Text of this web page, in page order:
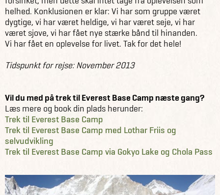
helhed. Konklusionen er klar: Vi har som gruppe været
dygtige, vi har været heldige, vi har været seje, vi har
været sjove, vi har fået nye stærke bånd til hinanden.
Vi har fået en oplevelse for livet. Tak for det hele!
Tidspunkt for rejse: November 2013
Vil du med på trek til Everest Base Camp næste gang?
Læs mere og book din plads herunder:
Trek til Everest Base Camp
Trek til Everest Base Camp med Lothar Friis og
selvudvikling
Trek til Everest Base Camp via Gokyo Lake og Chola Pass